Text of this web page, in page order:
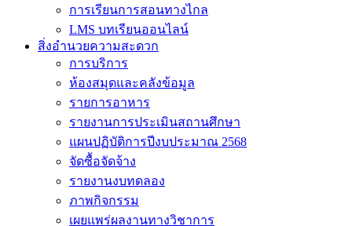
การเรียนการสอนทางไกล
LMS บทเรียนออนไลน์
สิ่งอำนวยความสะดวก
การบริการ
ห้องสมุดและคลังข้อมูล
รายการอาหาร
รายงานการประเมินสถานศึกษา
แผนปฏิบัติการปีงบประมาณ 2568
จัดซื้อจัดจ้าง
รายงานงบทดลอง
ภาพกิจกรรม
เผยแพร่ผลงานทางวิชาการ